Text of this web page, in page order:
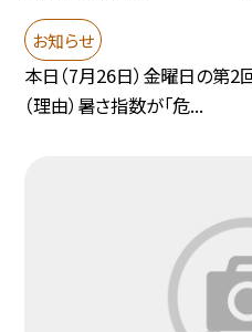
お知らせ
本日（7月26日）金曜日の第2
（理由）暑さ指数が「危...